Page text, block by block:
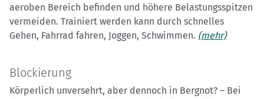
aeroben Bereich befinden und höhere Belastungsspitzen
vermeiden. Trainiert werden kann durch schnelles
Gehen, Fahrrad fahren, Joggen, Schwimmen. (mehr)
Blockierung
Körperlich unversehrt, aber dennoch in Bergnot? – Bei